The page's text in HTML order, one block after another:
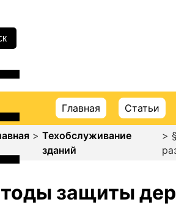
Главная Статьи
> Техобслуживание
зданий
>
защиты